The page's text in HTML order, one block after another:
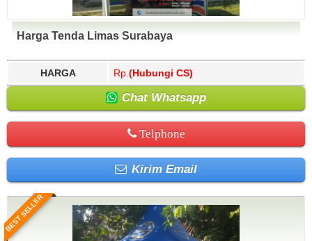
Harga Tenda Limas Surabaya
HARGA Rp. (Hubungi CS)
Chat Whatsapp
Telphone
Kirim Email
BEST SELLER